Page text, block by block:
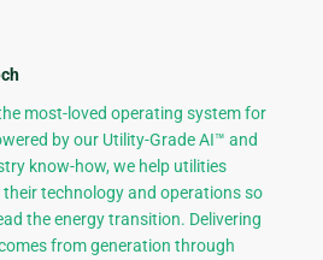
most-loved operating system for
by our Utility-Grade AI™ and
know-how, we help utilities
technology and operations so
the energy transition. Delivering
from generation through